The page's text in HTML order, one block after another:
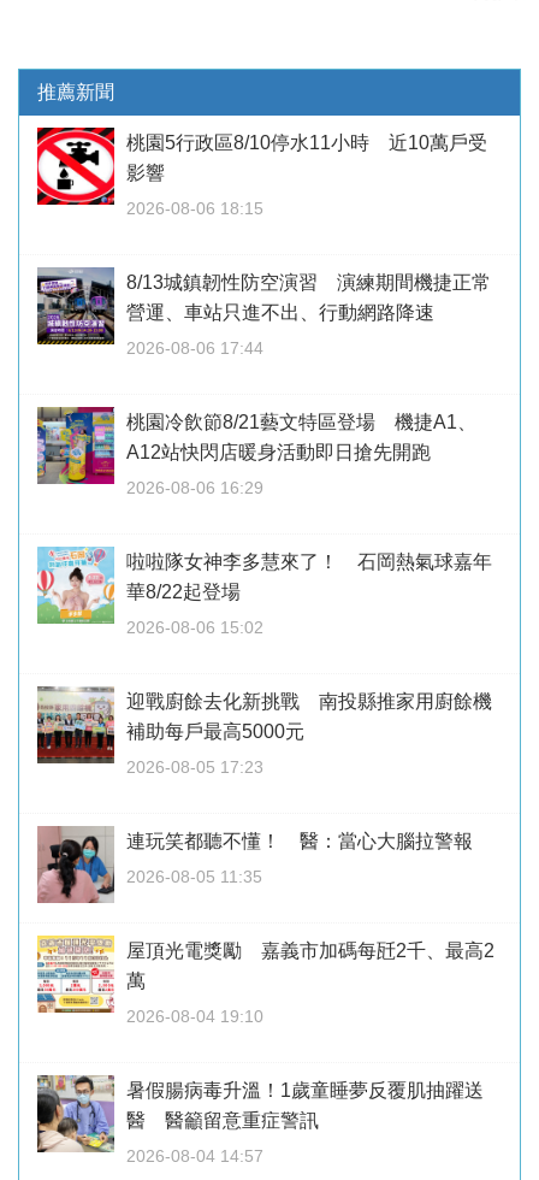
推薦新聞
桃園5行政區8/10停水11小時 近10萬戶受
影響
2026-08-06 18:15
8/13城鎮韌性防空演習 演練期間機捷正常
營運、車站只進不出、行動網路降速
2026-08-06 17:44
桃園冷飲節8/21藝文特區登場 機捷A1、
A12站快閃店暖身活動即日搶先開跑
2026-08-06 16:29
啦啦隊女神李多慧來了！ 石岡熱氣球嘉年
華8/22起登場
2026-08-06 15:02
迎戰廚餘去化新挑戰 南投縣推家用廚餘機
補助每戶最高5000元
2026-08-05 17:23
連玩笑都聽不懂！ 醫：當心大腦拉警報
2026-08-05 11:35
屋頂光電獎勵 嘉義市加碼每瓩2千、最高2
萬
2026-08-04 19:10
暑假腸病毒升溫！1歲童睡夢反覆肌抽躍送
醫 醫籲留意重症警訊
2026-08-04 14:57